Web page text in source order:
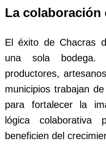
La colaboración
El éxito de Chacras
una sola bodega.
productores,
municipios trabajan
para fortalecer la
lógica
beneficien del